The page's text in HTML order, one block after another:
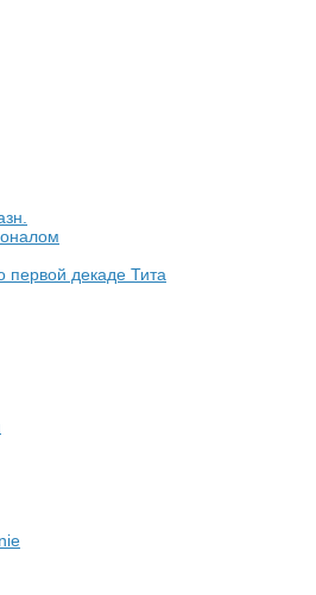
первой декаде Тита